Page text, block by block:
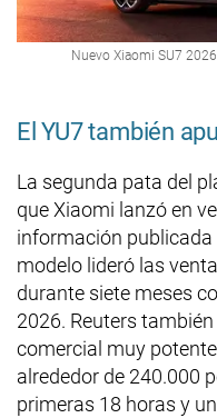
Nuevo Xiaomi SU7
El YU7 también
La segunda pata del
que Xiaomi lanzó en
información publicada
modelo lideró las
durante siete meses
2026. Reuters
comercial muy
alrededor de 240.000
primeras 18 horas y